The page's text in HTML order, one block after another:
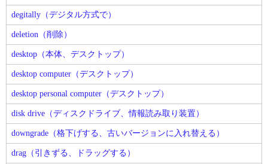
degitally（デジタル方式で）
deletion（削除）
desktop（本体、デスクトップ）
desktop computer（デスクトップ）
desktop personal computer（デスクトップ）
disk drive（ディスクドライブ、情報読み取り装置）
downgrade（格下げする、古いバージョンに入れ替える）
drag（引きずる、ドラッグする）